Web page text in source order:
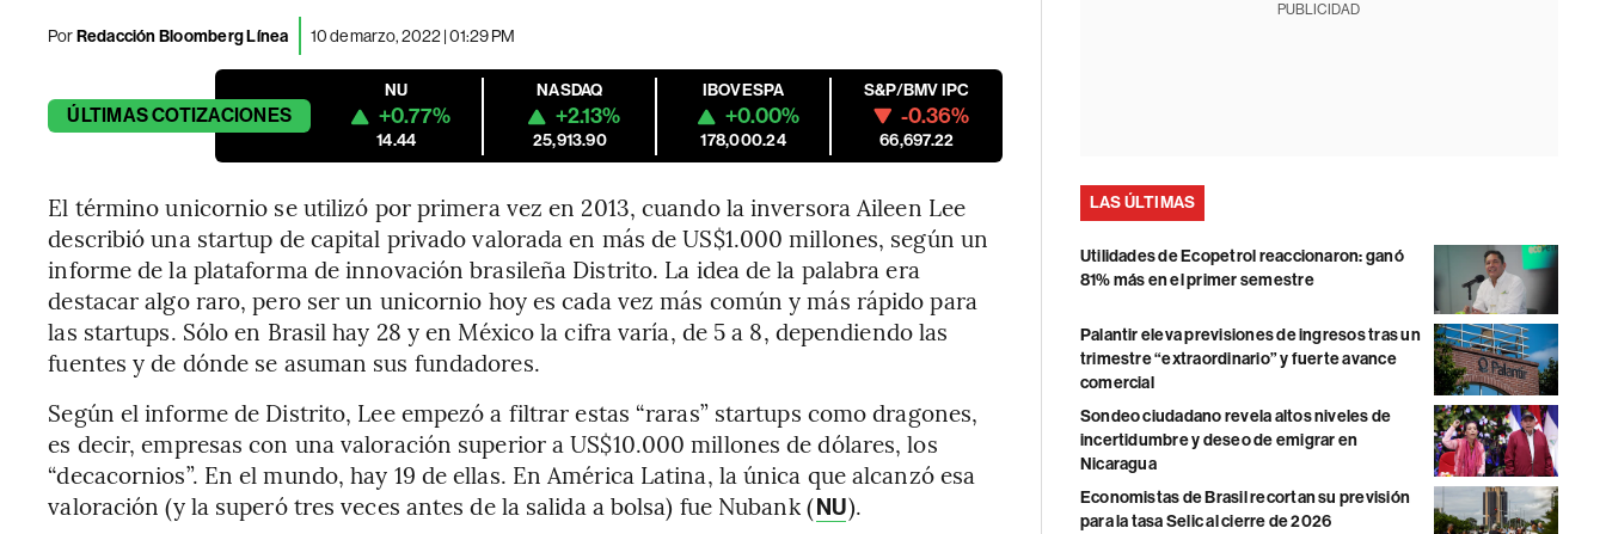
PorRedacción Bloomberg Línea 10 de marzo, 2022 | 01:29 PM
ÚLTIMASCOTIZACIONES
NU
+0.77%
14.44
NASDAQ
+2.13%
25,913.90
IBOVESPA
+0.00%
178,000.24
S&P/BMV IPC
-0.36%
66,697.22
El término unicornio se utilizó por primera vez en 2013, cuando la inversora Aileen Lee
describió una startup de capital privado valorada en más de US$1.000 millones, según un
informe de la plataforma de innovación brasileña Distrito. La idea de la palabra era
destacar algo raro, pero ser un unicornio hoy es cada vez más común y más rápido para
las startups. Sólo en Brasil hay 28 y en México la cifra varía, de 5 a 8, dependiendo las
fuentes y de dónde se asuman sus fundadores.
Según el informe de Distrito, Lee empezó a filtrar estas “raras” startups como dragones,
es decir, empresas con una valoración superior a US$10.000 millones de dólares, los
“decacornios”. En el mundo, hay 19 de ellas. En América Latina, la única que alcanzó esa
valoración (y la superó tres veces antes de la salida a bolsa) fue Nubank (NU).
PUBLICIDAD
LAS ÚLTIMAS
Utilidades de Ecopetrol reaccionaron: ganó
81% más en el primer semestre
Palantir eleva previsiones de ingresos tras un
trimestre “extraordinario” y fuerte avance
comercial
Sondeo ciudadano revela altos niveles de
incertidumbre y deseo de emigrar en
Nicaragua
Economistas de Brasil recortan su previsión
para la tasa Selic al cierre de 2026